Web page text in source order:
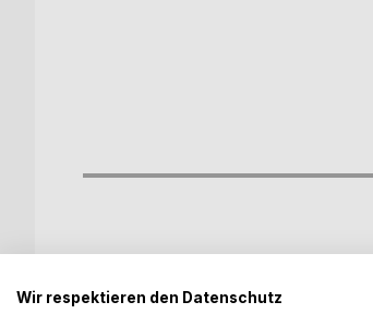
BESCHREIBUNG AUTOR/IN
Wir respektieren den Datenschutz